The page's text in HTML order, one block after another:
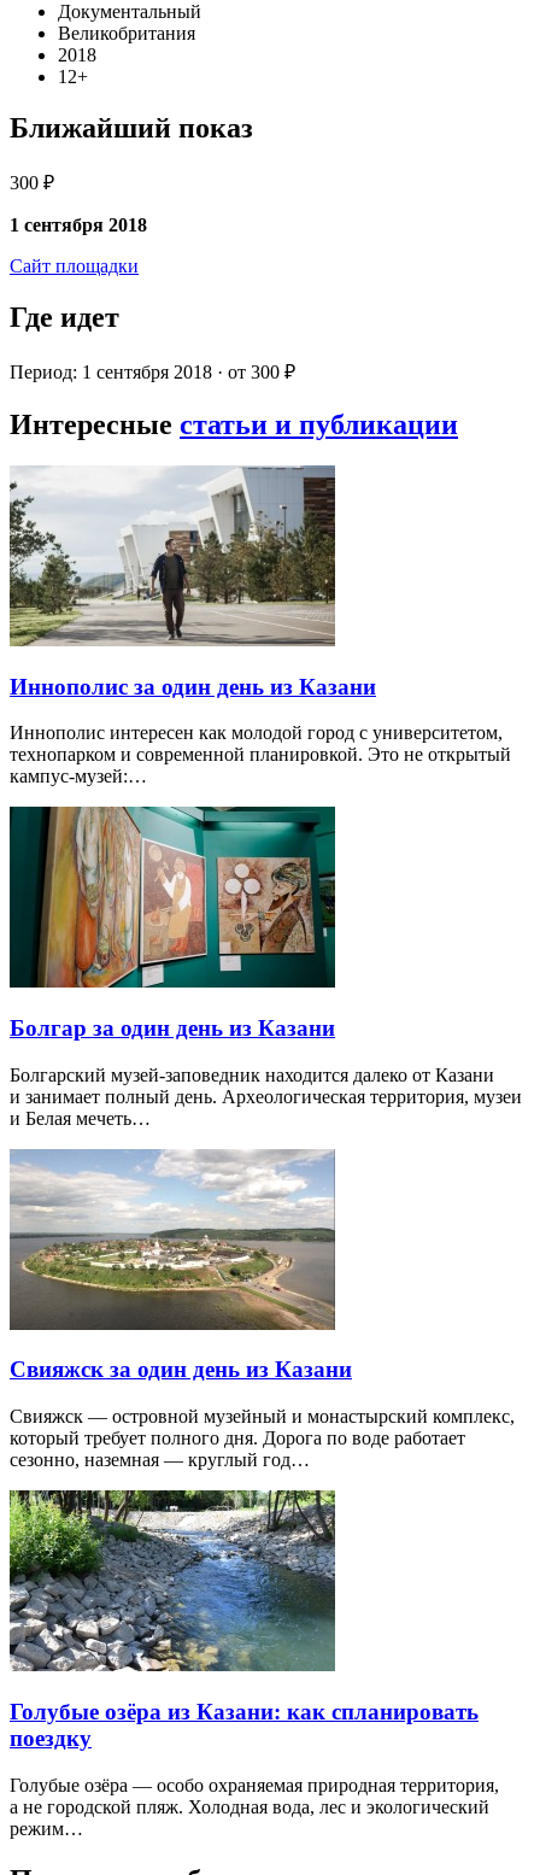
Документальный
Великобритания
2018
12+
Ближайший показ
300 ₽
1 сентября 2018
Сайт площадки
Где идет
Период: 1 сентября 2018 · от 300 ₽
Интересные статьи и публикации
Иннополис за один день из Казани
Иннополис интересен как молодой город с университетом,
технопарком и современной планировкой. Это не открытый
кампус-музей:…
Болгар за один день из Казани
Болгарский музей-заповедник находится далеко от Казани
и занимает полный день. Археологическая территория, музеи
и Белая мечеть…
Свияжск за один день из Казани
Свияжск — островной музейный и монастырский комплекс,
который требует полного дня. Дорога по воде работает
сезонно, наземная — круглый год…
Голубые озёра из Казани: как спланировать
поездку
Голубые озёра — особо охраняемая природная территория,
а не городской пляж. Холодная вода, лес и экологический
режим…